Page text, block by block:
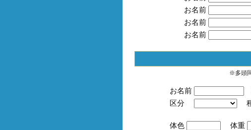
お名前
お名前
お名前
※多頭
お名前
区分
種
(手入
体色
体重